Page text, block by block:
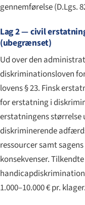
gennemførelse (D.Lgs.
Lag 2 — civil
(ubegrænset)
Ud over den
diskriminationsloven
lovens § 23. Finsk
for erstatning i
erstatningens
diskriminerende
ressourcer samt
konsekvenser.
1.000–10.000 € pr. klager.